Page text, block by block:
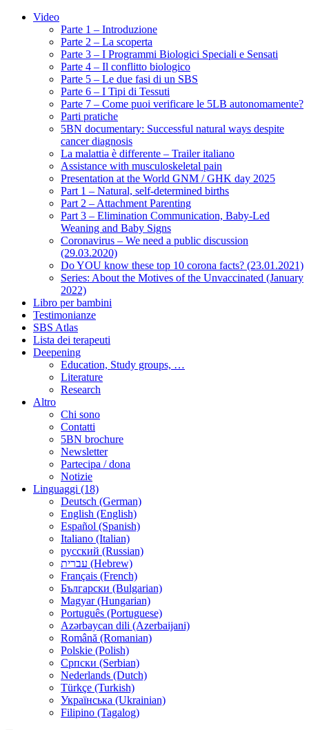
Video
Parte 1 – Introduzione
Parte 2 – La scoperta
Parte 3 – I Programmi Biologici Speciali e Sensati
Parte 4 – Il conflitto biologico
Parte 5 – Le due fasi di un SBS
Parte 6 – I Tipi di Tessuti
Parte 7 – Come puoi verificare le 5LB autonomamente?
Parti pratiche
5BN documentary: Successful natural ways despite
cancer diagnosis
La malattia è differente – Trailer italiano
Assistance with musculoskeletal pain
Presentation at the World GNM / GHK day 2025
Part 1 – Natural, self-determined births
Part 2 – Attachment Parenting
Part 3 – Elimination Communication, Baby-Led
Weaning and Baby Signs
Coronavirus – We need a public discussion
(29.03.2020)
Do YOU know these top 10 corona facts? (23.01.2021)
Series: About the Motives of the Unvaccinated (January
2022)
Libro per bambini
Testimonianze
SBS Atlas
Lista dei terapeuti
Deepening
Education, Study groups, …
Literature
Research
Altro
Chi sono
Contatti
5BN brochure
Newsletter
Partecipa / dona
Notizie
Linguaggi (18)
Deutsch (German)
English (English)
Español (Spanish)
Italiano (Italian)
русский (Russian)
עברית (Hebrew)
Français (French)
Български (Bulgarian)
Magyar (Hungarian)
Português (Portuguese)
Azərbaycan dili (Azerbaijani)
Română (Romanian)
Polskie (Polish)
Српски (Serbian)
Nederlands (Dutch)
Türkçe (Turkish)
Українська (Ukrainian)
Filipino (Tagalog)